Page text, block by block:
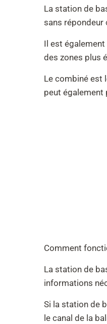
La station de
sans répondeur
Il est
des zones plus
Le combiné est
peut également
Comment
La station de
informations
Si la station de
le canal de la